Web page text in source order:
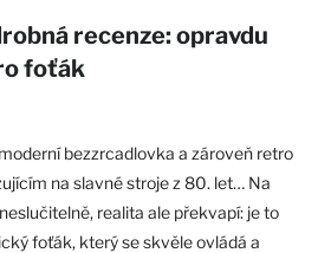
recenze: opravdu
foťák
bezzrcadlovka a zároveň retro
na slavné stroje z 80. let… Na
realita ale překvapí: je to
foťák, který se skvěle ovládá a